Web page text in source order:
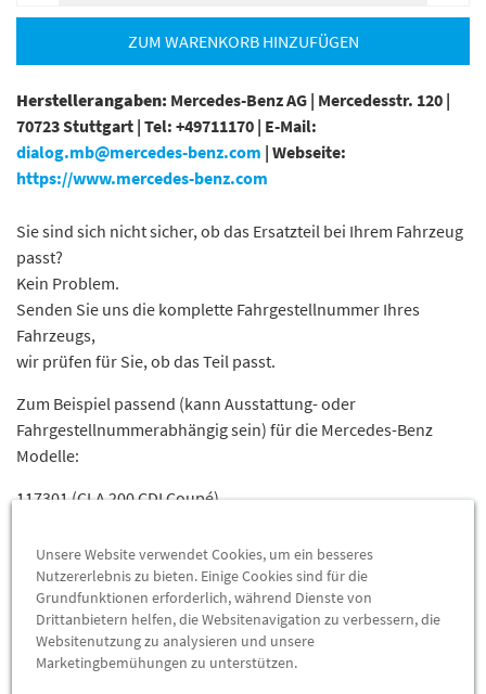
ZUM WARENKORB HINZUFÜGEN
Herstellerangaben: Mercedes-Benz AG | Mercedesstr. 120 |
70723 Stuttgart | Tel: +49711170 | E-Mail:
dialog.mb@mercedes-benz.com | Webseite:
https://www.mercedes-benz.com
Sie sind sich nicht sicher, ob das Ersatzteil bei Ihrem Fahrzeug
passt?
Kein Problem.
Senden Sie uns die komplette Fahrgestellnummer Ihres
Fahrzeugs,
wir prüfen für Sie, ob das Teil passt.
Zum Beispiel passend (kann Ausstattung- oder
Fahrgestellnummerabhängig sein) für die Mercedes-Benz
Modelle:
117301 (CLA 200 CDI Coupé)
117303 (CLA 220 CDI Coupé / CLA 220 d Coupé)
117305 (CLA 220 CDI 4MATIC Coupé / CLA 220 d 4MATIC Coupé)
117308 (CLA 200 CDI Coupé / CLA 200 d Coupé)
117312 (CLA 180 CDI Coupé / CLA 180 d Coupé / CLA 180 d
BlueEFFICIENCY Edition Coupé)
Unsere Website verwendet Cookies, um ein besseres
Nutzererlebnis zu bieten. Einige Cookies sind für die
Grundfunktionen erforderlich, während Dienste von
Drittanbietern helfen, die Websitenavigation zu verbessern, die
Websitenutzung zu analysieren und unsere
Marketingbemühungen zu unterstützen.